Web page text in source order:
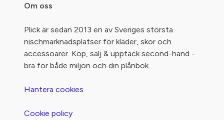
Om oss
Plick är sedan 2013 en av Sveriges största
nischmarknadsplatser för kläder, skor och
accessoarer. Köp, sälj & upptäck second-hand -
bra för både miljön och din plånbok.
Hantera cookies
Cookie policy